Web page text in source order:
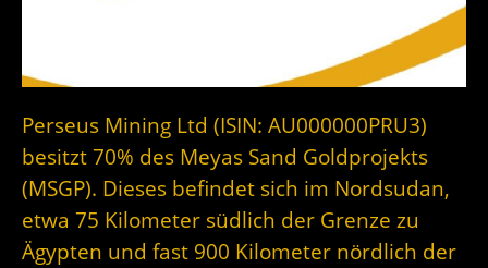
Perseus Mining Ltd (ISIN: AU000000PRU3)
besitzt 70% des Meyas Sand Goldprojekts
(MSGP). Dieses befindet sich im Nordsudan,
etwa 75 Kilometer südlich der Grenze zu
Ägypten und fast 900 Kilometer nördlich der